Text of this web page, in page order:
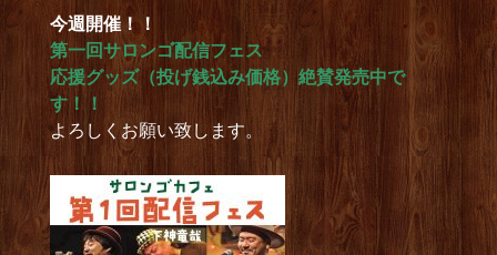
今週開催！！
第一回サロンゴ配信フェス
応援グッズ（投げ銭込み価格）絶賛発売中で
す！！
よろしくお願い致します。